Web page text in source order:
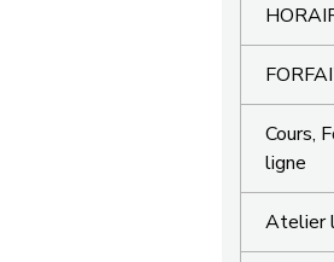
Cours,
ligne
Atelier